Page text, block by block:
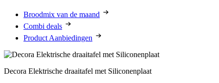
Broodmix van de maand
Combi deals
Product Aanbiedingen
Decora Elektrische draaitafel met Siliconenplaat